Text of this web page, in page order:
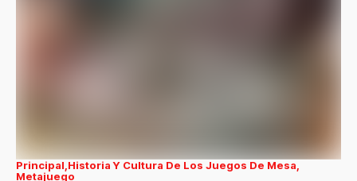
Principal Historia Y Cultura De Los Juegos De Mesa
Metajuego